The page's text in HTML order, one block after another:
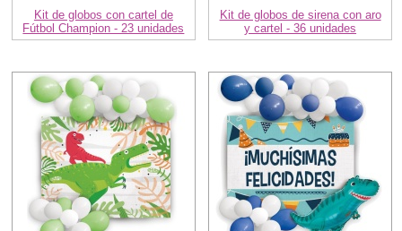
Kit de globos con cartel de
Fútbol Champion - 23 unidades
Kit de globos de sirena con aro
y cartel - 36 unidades